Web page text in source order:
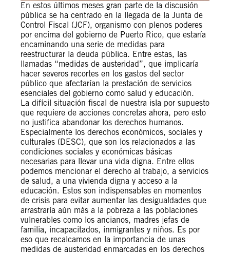
En estos últimos meses gran parte de la discusión
pública se ha centrado en la llegada de la Junta de
Control Fiscal (JCF), organismo con plenos poderes
por encima del gobierno de Puerto Rico, que estaría
encaminando una serie de medidas para
reestructurar la deuda pública. Entre estas, las
llamadas “medidas de austeridad”, que implicaría
hacer severos recortes en los gastos del sector
público que afectarían la prestación de servicios
esenciales del gobierno como salud y educación.
La difícil situación fiscal de nuestra isla por supuesto
que requiere de acciones concretas ahora, pero esto
no justifica abandonar los derechos humanos.
Especialmente los derechos económicos, sociales y
culturales (DESC), que son los relacionados a las
condiciones sociales y económicas básicas
necesarias para llevar una vida digna. Entre ellos
podemos mencionar el derecho al trabajo, a servicios
de salud, a una vivienda digna y acceso a la
educación. Estos son indispensables en momentos
de crisis para evitar aumentar las desigualdades que
arrastraría aún más a la pobreza a las poblaciones
vulnerables como los ancianos, madres jefas de
familia, incapacitados, inmigrantes y niños. Es por
eso que recalcamos en la importancia de unas
medidas de austeridad enmarcadas en los derechos